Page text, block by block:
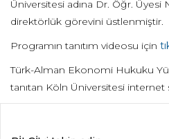
Üniversitesi adına Dr. Öğr. Üyesi
direktörlük görevini üstlenmiştir.
Programın tanıtım videosu için
Türk-Alman Ekonomi Hukuku
tanıtan Köln Üniversitesi internet